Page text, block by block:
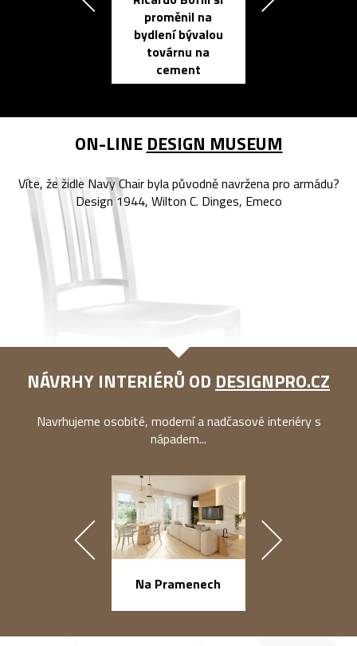
proměnil na
bydlení bývalou
továrnu na
cement
ON-LINE DESIGN MUSEUM
Víte, že židle Navy Chair byla původně navržena pro armádu?
Design 1944, Wilton C. Dinges, Emeco
NÁVRHY INTERIÉRŮ OD DESIGNPRO.CZ
Navrhujeme osobité, moderní a nadčasové interiéry s
nápadem...
Na Pramenech